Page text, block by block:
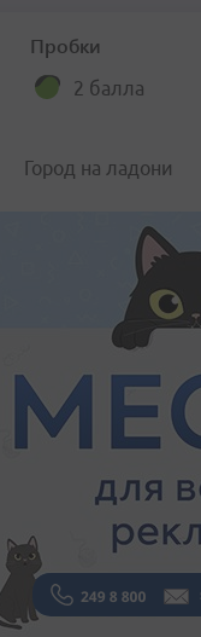
Пробки
2 балла
Город на ладони